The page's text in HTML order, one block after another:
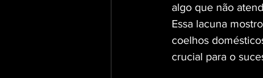
algo que não
Essa lacuna
coelhos
crucial para o